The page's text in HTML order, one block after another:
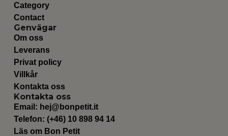
Category
Contact
Genvägar
Om oss
Leverans
Privat policy
Villkår
Kontakta oss
Kontakta oss
Email: hej@bonpetit.it
Telefon: (+46) 10 898 94 14
Läs om Bon Petit